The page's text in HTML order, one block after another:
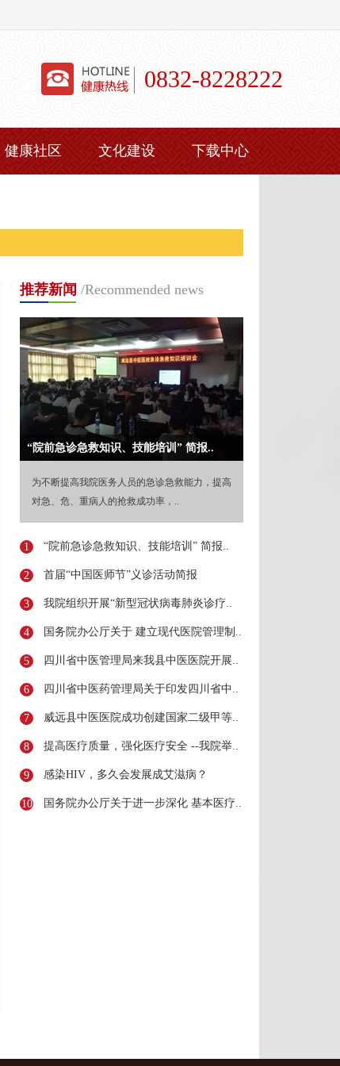
0832-8228222
健康社区 文化建设 下载中心
推荐新闻 /Recommended news
“院前急诊急救知识、技能培训” 简报..
为不断提高我院医务人员的急诊急救能力，提高
对急、危、重病人的抢救成功率，..
1 “院前急诊急救知识、技能培训” 简报..
2 首届“中国医师节”义诊活动简报
3 我院组织开展“新型冠状病毒肺炎诊疗..
4 国务院办公厅关于 建立现代医院管理制..
5 四川省中医管理局来我县中医医院开展..
6 四川省中医药管理局关于印发四川省中..
7 威远县中医医院成功创建国家二级甲等..
8 提高医疗质量，强化医疗安全 --我院举..
9 感染HIV，多久会发展成艾滋病？
10 国务院办公厅关于进一步深化 基本医疗..